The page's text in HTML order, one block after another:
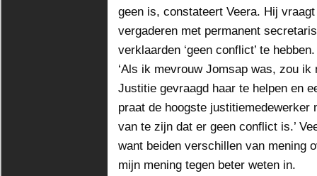
geen is, constateert Veera. Hij
vergaderen met permanent
verklaarden ‘geen conflict’ te hebben.
‘Als ik mevrouw Jomsap was, zou
Justitie gevraagd haar te helpen en
praat de hoogste
van te zijn dat er geen conflict is.’
want beiden verschillen van mening
mijn mening tegen beter weten in.